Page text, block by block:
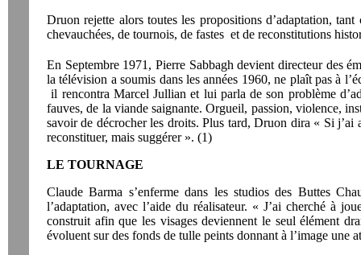
Druon rejette alors toutes les propositions d’adaptation,
chevauchées, de tournois, de fastes et de reconstitutions
En Septembre 1971, Pierre Sabbagh devient directeur des
la télévision a soumis dans les années 1960, ne plaît pas à
il rencontra Marcel Jullian et lui parla de son problème
fauves, de la viande saignante. Orgueil, passion, violence,
savoir de décrocher les droits. Plus tard, Druon dira « Si j’ai
reconstituer, mais suggérer ». (1)
LE TOURNAGE
Claude Barma s’enferme dans les studios des Buttes
l’adaptation, avec l’aide du réalisateur. « J’ai cherché à
construit afin que les visages deviennent le seul élément
évoluent sur des fonds de tulle peints donnant à l’image une